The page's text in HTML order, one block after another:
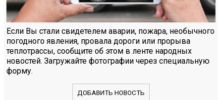
Если Вы стали свидетелем аварии, пожара, необычного
погодного явления, провала дороги или прорыва
теплотрассы, сообщите об этом в ленте народных
новостей. Загружайте фотографии через специальную
форму.
ДОБАВИТЬ НОВОСТЬ